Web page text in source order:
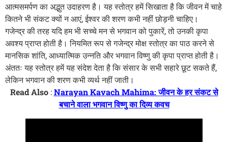
आत्मसमर्पण का अद्भुत उदाहरण है। यह स्तोत्र हमें सिखाता है कि जीवन में चाहे
कितने भी संकट क्यों न आएं, ईश्वर की शरण कभी नहीं छोड़नी चाहिए।
गजेन्द्र की तरह यदि हम भी सच्चे मन से भगवान को पुकारें, तो उनकी कृपा
अवश्य प्राप्त होती है। नियमित रूप से गजेन्द्र मोक्ष स्तोत्र का पाठ करने से
मानसिक शांति, आध्यात्मिक उन्नति और भगवान विष्णु की कृपा प्राप्त होती है।
अंततः यह स्तोत्र हमें यह संदेश देता है कि संसार के सभी सहारे छूट सकते हैं,
लेकिन भगवान की शरण कभी व्यर्थ नहीं जाती।
Read Also:Narayan Kavach Mahima: जीवन के हर संकट से
बचाने वाला भगवान विष्णु का दिव्य कवच